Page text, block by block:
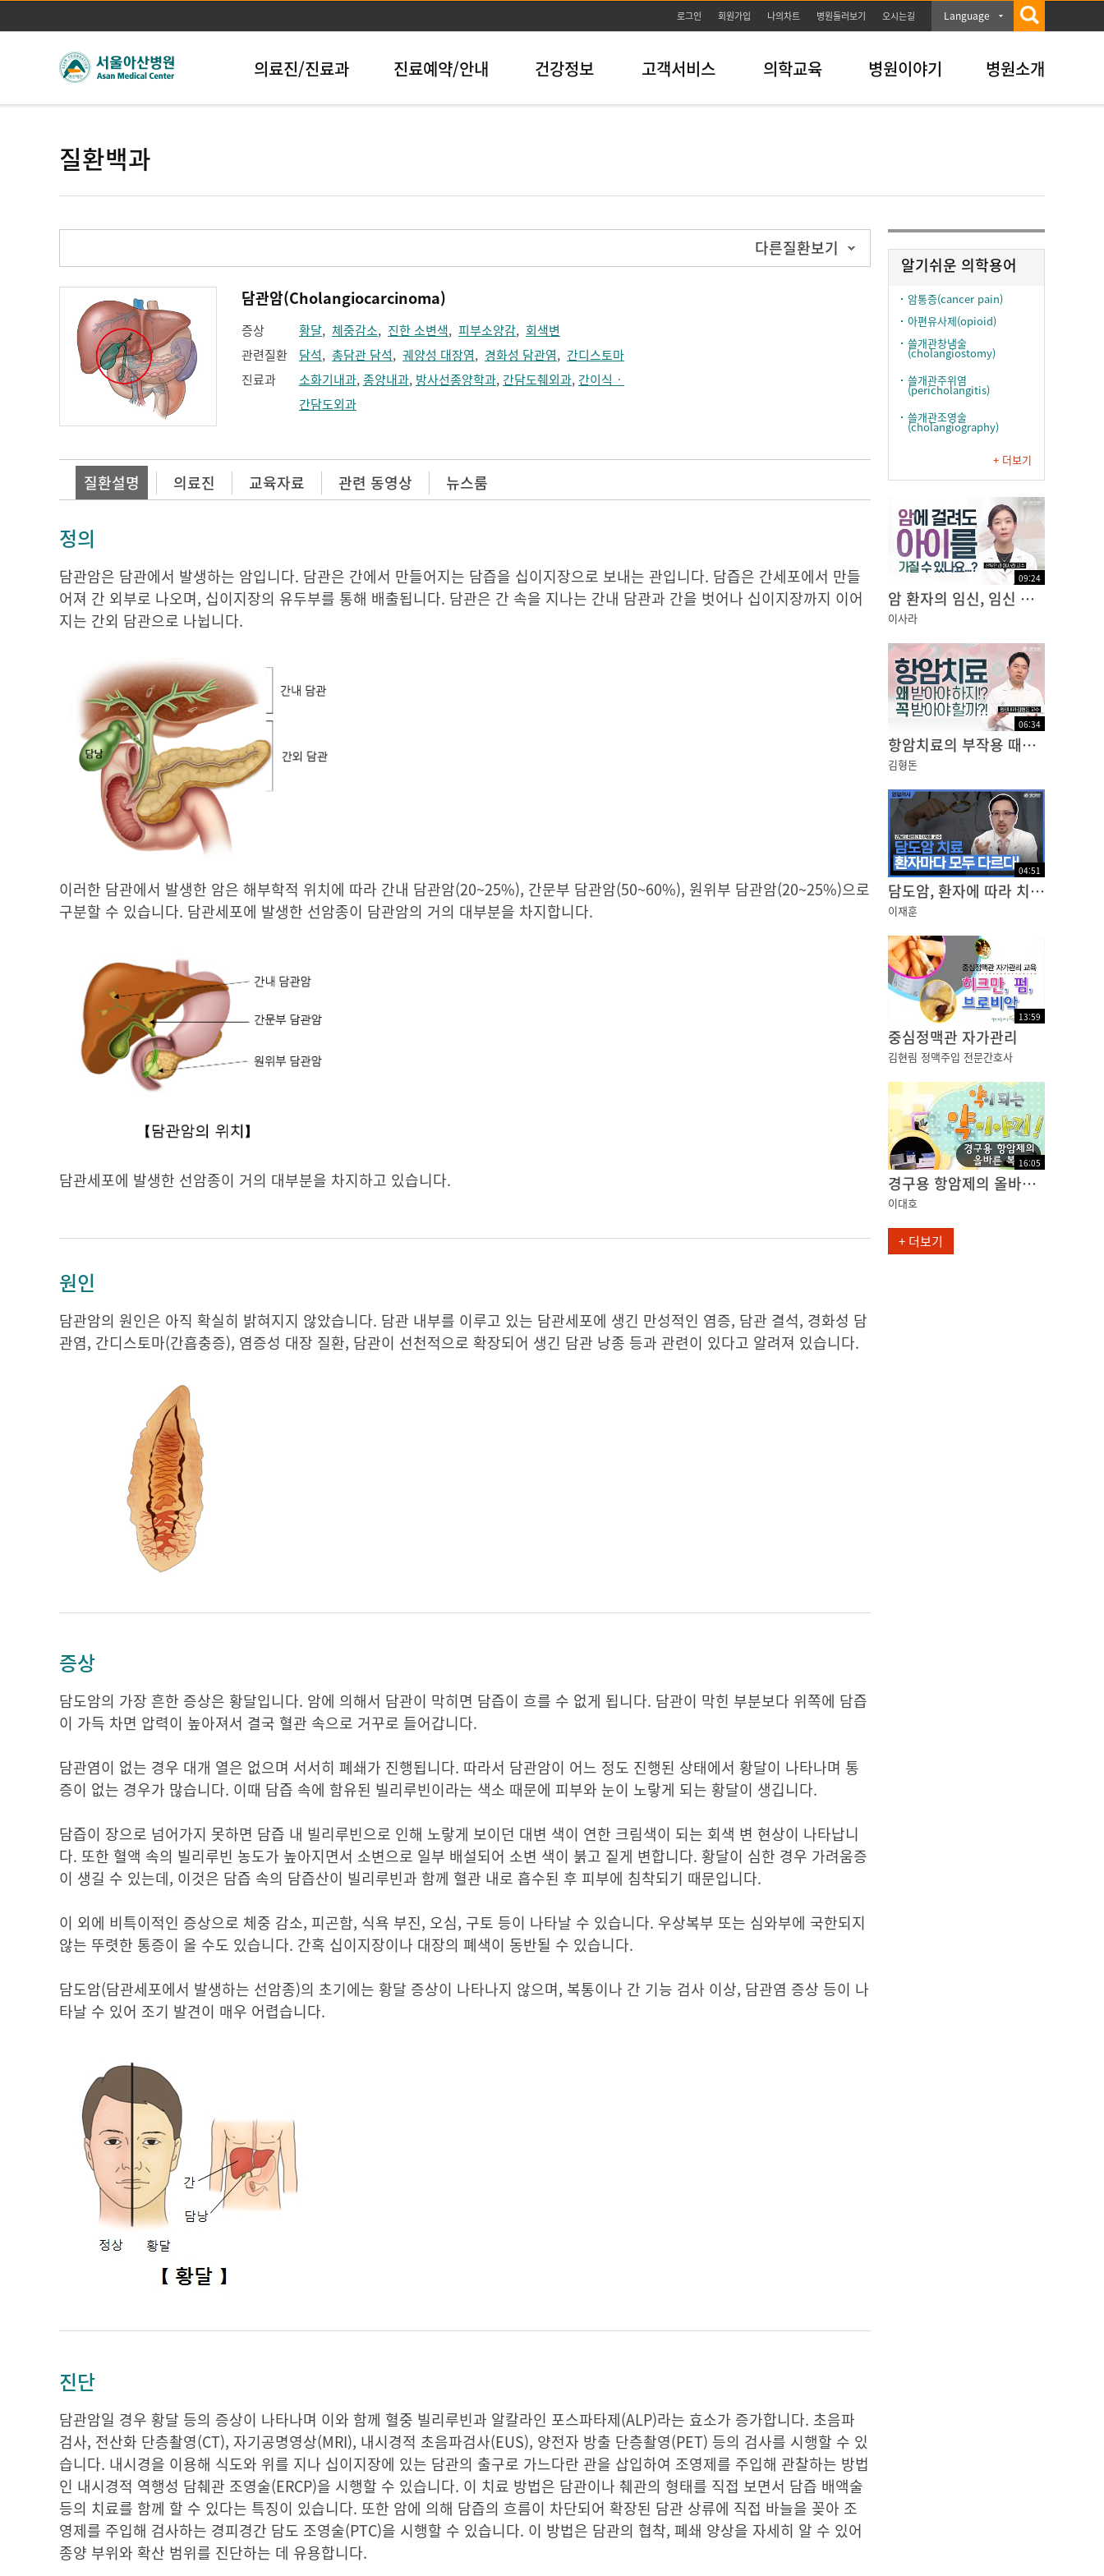
본문바로가기
로그인 회원가입 나의차트 병원둘러보기 오시는길 Language
의료진/진료과 진료예약/안내 건강정보 고객서비스 의학교육 병원이야기 병원소개
질환백과
다른질환보기
담관암(Cholangiocarcinoma)
증상 황달, 체중감소, 진한 소변색, 피부소양감, 회색변
관련질환
담석, 총담관 담석, 궤양성 대장염, 경화성 담관염, 간디스토마
진료과
소화기내과,종양내과, 방사선종양학과, 간담도췌외과, 간이식ㆍ
간담도외과
질환설명 의료진 교육자료 관련 동영상 뉴스룸
정의
담관암은 담관에서 발생하는 암입니다. 담관은 간에서 만들어지는 담즙을 십이지장으로 보내는 관입니다. 담즙은 간세포에서 만들
어져 간 외부로 나오며, 십이지장의 유두부를 통해 배출됩니다. 담관은 간 속을 지나는 간내 담관과 간을 벗어나 십이지장까지 이어
지는 간외 담관으로 나뉩니다.
이러한 담관에서 발생한 암은 해부학적 위치에 따라 간내 담관암(20~25%), 간문부 담관암(50~60%), 원위부 담관암(20~25%)으로
구분할 수 있습니다. 담관세포에 발생한 선암종이 담관암의 거의 대부분을 차지합니다.
담관세포에 발생한 선암종이 거의 대부분을 차지하고 있습니다.
원인
담관암의 원인은 아직 확실히 밝혀지지 않았습니다. 담관 내부를 이루고 있는 담관세포에 생긴 만성적인 염증, 담관 결석, 경화성 담
관염, 간디스토마(간흡충증), 염증성 대장 질환, 담관이 선천적으로 확장되어 생긴 담관 낭종 등과 관련이 있다고 알려져 있습니다.
증상
담도암의 가장 흔한 증상은 황달입니다. 암에 의해서 담관이 막히면 담즙이 흐를 수 없게 됩니다. 담관이 막힌 부분보다 위쪽에 담즙
이 가득 차면 압력이 높아져서 결국 혈관 속으로 거꾸로 들어갑니다.
담관염이 없는 경우 대개 열은 없으며 서서히 폐쇄가 진행됩니다. 따라서 담관암이 어느 정도 진행된 상태에서 황달이 나타나며 통
증이 없는 경우가 많습니다. 이때 담즙 속에 함유된 빌리루빈이라는 색소 때문에 피부와 눈이 노랗게 되는 황달이 생깁니다.
담즙이 장으로 넘어가지 못하면 담즙 내 빌리루빈으로 인해 노랗게 보이던 대변 색이 연한 크림색이 되는 회색 변 현상이 나타납니
다. 또한 혈액 속의 빌리루빈 농도가 높아지면서 소변으로 일부 배설되어 소변 색이 붉고 짙게 변합니다. 황달이 심한 경우 가려움증
이 생길 수 있는데, 이것은 담즙 속의 담즙산이 빌리루빈과 함께 혈관 내로 흡수된 후 피부에 침착되기 때문입니다.
이 외에 비특이적인 증상으로 체중 감소, 피곤함, 식욕 부진, 오심, 구토 등이 나타날 수 있습니다. 우상복부 또는 심와부에 국한되지
않는 뚜렷한 통증이 올 수도 있습니다. 간혹 십이지장이나 대장의 폐색이 동반될 수 있습니다.
담도암(담관세포에서 발생하는 선암종)의 초기에는 황달 증상이 나타나지 않으며, 복통이나 간 기능 검사 이상, 담관염 증상 등이 나
타날 수 있어 조기 발견이 매우 어렵습니다.
진단
담관암일 경우 황달 등의 증상이 나타나며 이와 함께 혈중 빌리루빈과 알칼라인 포스파타제(ALP)라는 효소가 증가합니다. 초음파
검사, 전산화 단층촬영(CT), 자기공명영상(MRI), 내시경적 초음파검사(EUS), 양전자 방출 단층촬영(PET) 등의 검사를 시행할 수 있
습니다. 내시경을 이용해 식도와 위를 지나 십이지장에 있는 담관의 출구로 가느다란 관을 삽입하여 조영제를 주입해 관찰하는 방법
인 내시경적 역행성 담췌관 조영술(ERCP)을 시행할 수 있습니다. 이 치료 방법은 담관이나 췌관의 형태를 직접 보면서 담즙 배액술
등의 치료를 함께 할 수 있다는 특징이 있습니다. 또한 암에 의해 담즙의 흐름이 차단되어 확장된 담관 상류에 직접 바늘을 꽂아 조
영제를 주입해 검사하는 경피경간 담도 조영술(PTC)을 시행할 수 있습니다. 이 방법은 담관의 협착, 폐쇄 양상을 자세히 알 수 있어
종양 부위와 확산 범위를 진단하는 데 유용합니다.
알기쉬운 의학용어
암통증(cancer pain)
아편유사제(opioid)
쓸개관창냄술
(cholangiostomy)
쓸개관주위염
(pericholangitis)
쓸개관조영술
(cholangiography)
+ 더보기
09:24
암 환자의 임신, 임신 후에 재발된 암... 어떻게 해야할까요?
이사라
06:34
항암치료의 부작용 때문에 치료를 망설이고 계신가요?
김형돈
04:51
담도암, 환자에 따라 치료 전략이 달라진다!
이재훈
13:59
중심정맥관 자가관리
김현림 정맥주입 전문간호사
16:05
경구용 항암제의 올바른 복용
이대호
+ 더보기